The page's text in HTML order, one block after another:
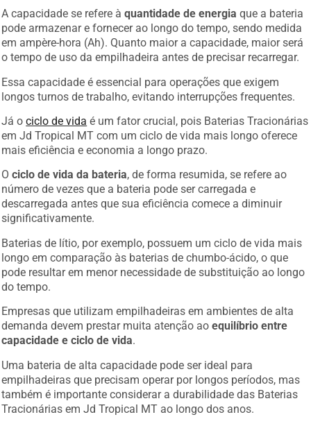
A capacidade se refere àquantidade de energia que a bateria
pode armazenar e fornecer ao longo do tempo, sendo medida
em ampère-hora (Ah). Quanto maior a capacidade, maior será
o tempo de uso da empilhadeira antes de precisar recarregar.
Essa capacidade é essencial para operações que exigem
longos turnos de trabalho, evitando interrupções frequentes.
Já ociclo de vida é um fator crucial, pois Baterias Tracionárias
em Jd Tropical MT com um ciclo de vida mais longo oferece
mais eficiência e economia a longo prazo.
Ociclo de vida da bateria, de forma resumida, se refere ao
número de vezes que a bateria pode ser carregada e
descarregada antes que sua eficiência comece a diminuir
significativamente.
Baterias de lítio, por exemplo, possuem um ciclo de vida mais
longo em comparação às baterias de chumbo-ácido, o que
pode resultar em menor necessidade de substituição ao longo
do tempo.
Empresas que utilizam empilhadeiras em ambientes de alta
demanda devem prestar muita atenção aoequilíbrio entre
capacidade e ciclo de vida.
Uma bateria de alta capacidade pode ser ideal para
empilhadeiras que precisam operar por longos períodos, mas
também é importante considerar a durabilidade das Baterias
Tracionárias em Jd Tropical MT ao longo dos anos.